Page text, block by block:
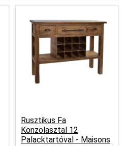
Rusztikus Fa
Konzolasztal 12
Palacktartóval - Maisons